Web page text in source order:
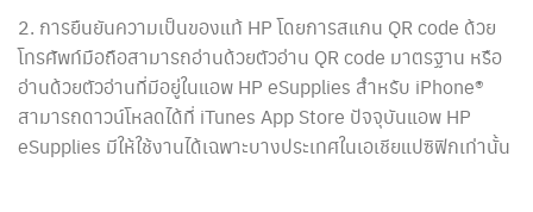
2. การยืนยันความเป็นของแท้ HP โดยการสแกน QR code ด้วย
โทรศัพท์มือถือสามารถอ่านด้วยตัวอ่าน QR code มาตรฐาน หรือ
อ่านด้วยตัวอ่านที่มีอยู่ในแอพ HP eSupplies สำหรับ iPhone®
สามารถดาวน์โหลดได้ที่ iTunes App Store ปัจจุบันแอพ HP
eSupplies มีให้ใช้งานได้เฉพาะบางประเทศในเอเชียแปซิฟิกเท่านั้น